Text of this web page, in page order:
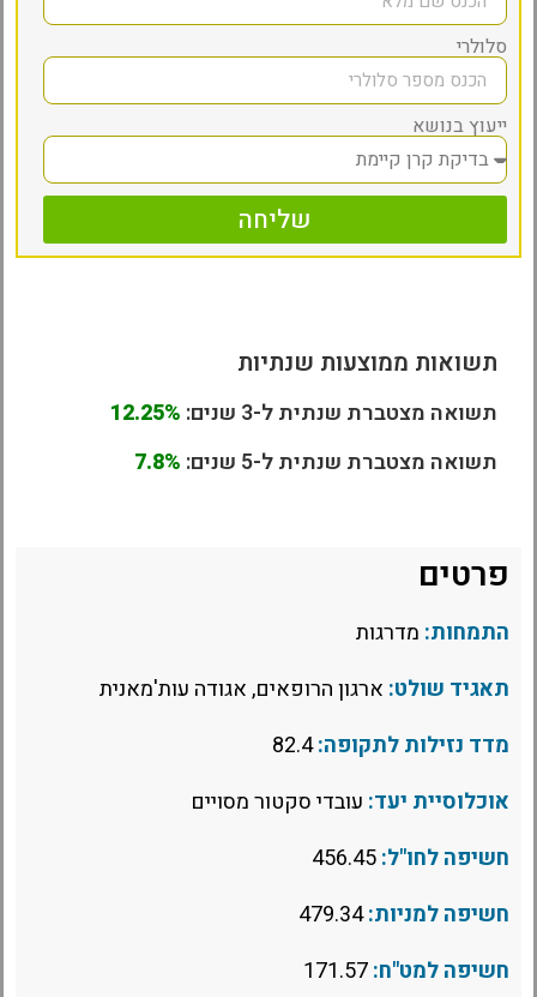
סלולרי
ייעוץ בנושא
שליחה
תשואות ממוצעות שנתיות
תשואה מצטברת שנתית ל-3 שנים:
12.25%
תשואה מצטברת שנתית ל-5 שנים:
7.8%
פרטים
התמחות: מדרגות
תאגיד שולט: ארגון הרופאים, אגודה עות'מאנית
מדד נזילות לתקופה:82.4
אוכלוסיית יעד: עובדי סקטור מסויים
חשיפה לחו"ל:
חשיפה למניות:479.34
חשיפה למט"ח: